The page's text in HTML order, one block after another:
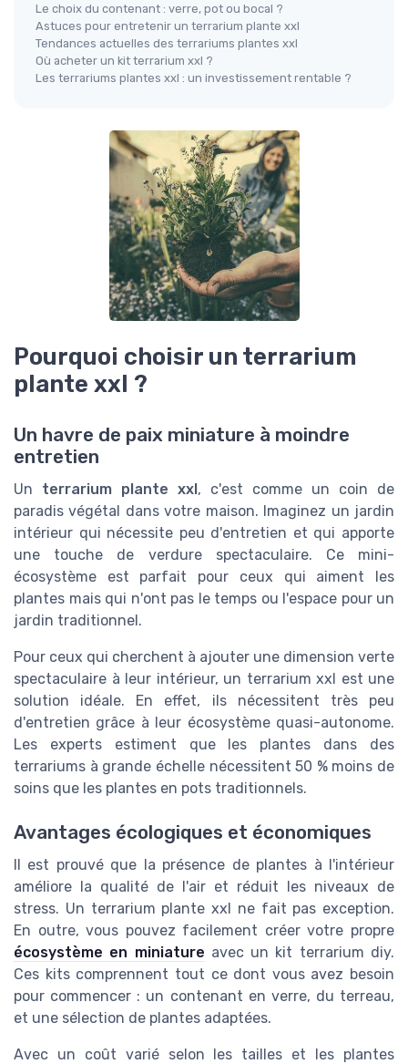
Le choix du contenant : verre, pot ou bocal ?
Astuces pour entretenir un terrarium plante xxl
Tendances actuelles des terrariums plantes xxl
Où acheter un kit terrarium xxl ?
Les terrariums plantes xxl : un investissement rentable ?
Pourquoi choisir un terrarium
plante xxl ?
Un havre de paix miniature à moindre
entretien
Un terrarium plante xxl, c'est comme un coin de
paradis végétal dans votre maison. Imaginez un jardin
intérieur qui nécessite peu d'entretien et qui apporte
une touche de verdure spectaculaire. Ce mini-
écosystème est parfait pour ceux qui aiment les
plantes mais qui n'ont pas le temps ou l'espace pour un
jardin traditionnel.
Pour ceux qui cherchent à ajouter une dimension verte
spectaculaire à leur intérieur, un terrarium xxl est une
solution idéale. En effet, ils nécessitent très peu
d'entretien grâce à leur écosystème quasi-autonome.
Les experts estiment que les plantes dans des
terrariums à grande échelle nécessitent 50 % moins de
soins que les plantes en pots traditionnels.
Avantages écologiques et économiques
Il est prouvé que la présence de plantes à l'intérieur
améliore la qualité de l'air et réduit les niveaux de
stress. Un terrarium plante xxl ne fait pas exception.
En outre, vous pouvez facilement créer votre propre
écosystème en miniature avec un kit terrarium diy.
Ces kits comprennent tout ce dont vous avez besoin
pour commencer : un contenant en verre, du terreau,
et une sélection de plantes adaptées.
Avec un coût varié selon les tailles et les plantes